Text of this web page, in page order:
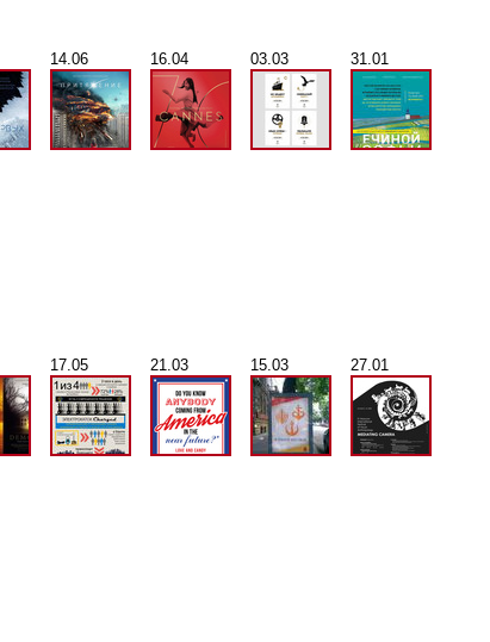
14.06 16.04 03.03 31.01
17.05 21.03 15.03 27.01